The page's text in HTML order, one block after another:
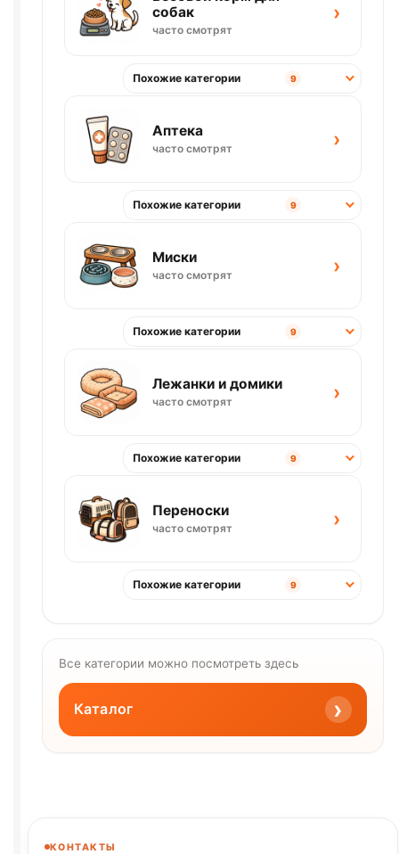
собак
часто смотрят
›
Похожие категории 9
Аптека
часто смотрят ›
Похожие категории 9
Миски
часто смотрят ›
Похожие категории 9
Лежанки и домики
часто смотрят ›
Похожие категории 9
Переноски
часто смотрят ›
Похожие категории 9
Все категории можно посмотреть здесь
Каталог ›
КОНТАКТЫ